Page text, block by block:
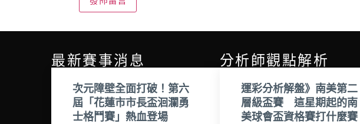
最新賽事消息
次元障壁全面打破！第六
屆「花蓮市市長盃洄瀾勇
士格鬥賽」熱血登場
分析師觀點解析
運彩分析解盤》南美第二
層級盃賽 這星期起的南
美球會盃資格賽打什麼賽